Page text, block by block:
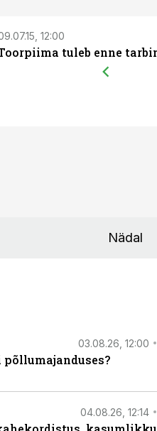
12:00
tuleb enne
Nädal
03.08.26, 12:00
04.08.26, 12:14